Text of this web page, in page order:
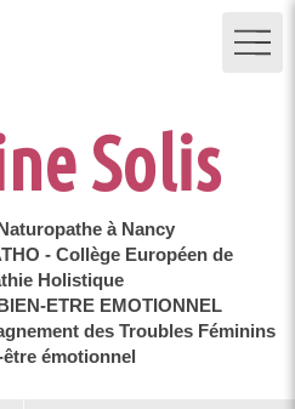
Solis
à Nancy
- Collège Européen de
Holistique
ETRE EMOTIONNEL
des Troubles Féminins
émotionnel